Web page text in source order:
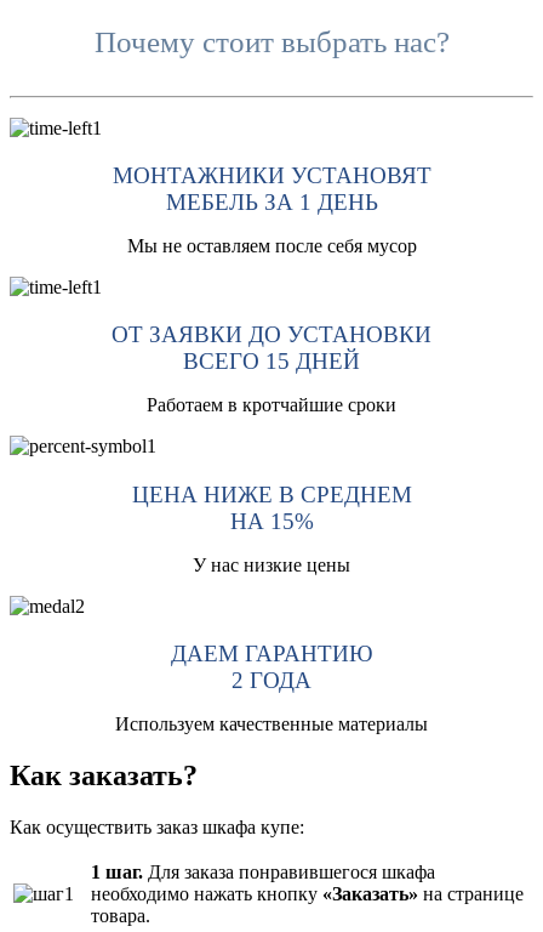
Почему стоит выбрать нас?
МОНТАЖНИКИ УСТАНОВЯТ
МЕБЕЛЬ ЗА 1 ДЕНЬ
Мы не оставляем после себя мусор
ОТ ЗАЯВКИ ДО УСТАНОВКИ
ВСЕГО 15 ДНЕЙ
Работаем в кротчайшие сроки
ЦЕНА НИЖЕ В СРЕДНЕМ
НА 15%
У нас низкие цены
ДАЕМ ГАРАНТИЮ
2 ГОДА
Используем качественные материалы
Как заказать?
Как осуществить заказ шкафа купе:
1 шаг. Для заказа понравившегося шкафа
необходимо нажать кнопку «Заказать» на странице
товара.